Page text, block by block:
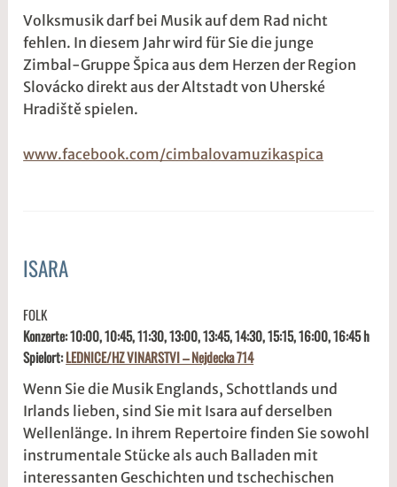
r
z
2
0
2
2
w
e
5
r
Volksmusik darf bei Musik auf dem Rad nicht
fehlen. In diesem Jahr wird für Sie die junge
Zimbal-Gruppe Špica aus dem Herzen der Region
Slovácko direkt aus der Altstadt von Uherské
Hradiště spielen.
www.facebook.com/cimbalovamuzikaspica
ALLGEMEIN
ISARA
.
M
ä
0
2
1
d
w
5
r
FOLK
Konzerte: 10:00, 10:45, 11:30, 13:00, 13:45, 14:30, 15:15, 16:00, 16:45 h
Spielort:LEDNICE/HZ VINARSTVI – Nejdecka 714
Wenn Sie die Musik Englands, Schottlands und
Irlands lieben, sind Sie mit Isara auf derselben
Wellenlänge. In ihrem Repertoire finden Sie sowohl
instrumentale Stücke als auch Balladen mit
interessanten Geschichten und tschechischen